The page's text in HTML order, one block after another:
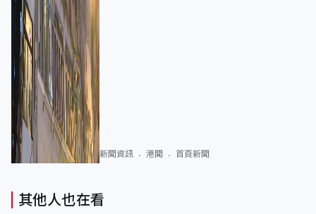
新聞資訊 港聞 首頁新聞
其他人也在看